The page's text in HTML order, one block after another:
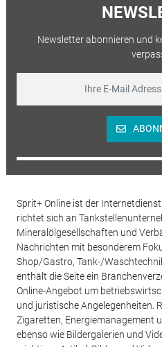
Newsletter abonnieren und
Sprit+ Online ist der
richtet sich an
Mineralölgesellschaften und
Nachrichten mit besonderem
Shop/Gastro, Tank-/
enthält die Seite ein
Online-Angebot um
und juristische Angelegenheiten.
Zigaretten, Energiemanagement
ebenso wie Bildergalerien und